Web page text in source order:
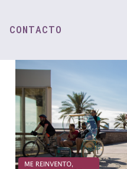
CONTACTO